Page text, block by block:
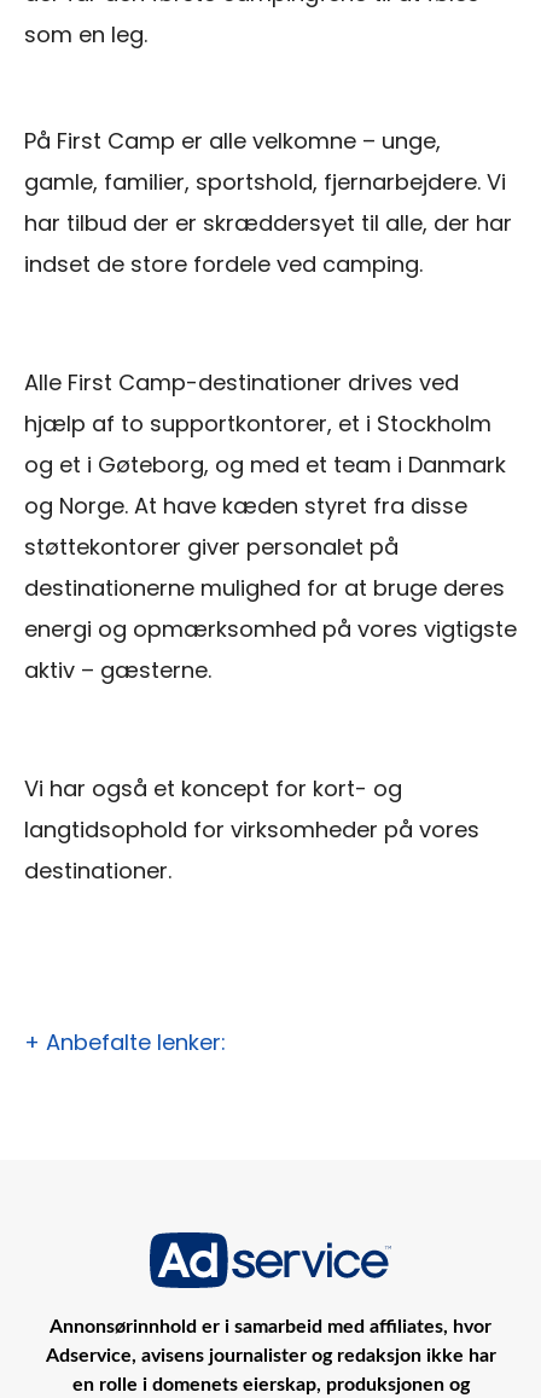
som en leg.
På First Camp er alle velkomne – unge,
gamle, familier, sportshold, fjernarbejdere. Vi
har tilbud der er skræddersyet til alle, der har
indset de store fordele ved camping.
Alle First Camp-destinationer drives ved
hjælp af to supportkontorer, et i Stockholm
og et i Gøteborg, og med et team i Danmark
og Norge. At have kæden styret fra disse
støttekontorer giver personalet på
destinationerne mulighed for at bruge deres
energi og opmærksomhed på vores vigtigste
aktiv – gæsterne.
Vi har også et koncept for kort- og
langtidsophold for virksomheder på vores
destinationer.
+ Anbefalte lenker:
Annonsørinnhold er i samarbeid med affiliates, hvor
Adservice, avisens journalister og redaksjon ikke har
en rolle i domenets eierskap, produksjonen og